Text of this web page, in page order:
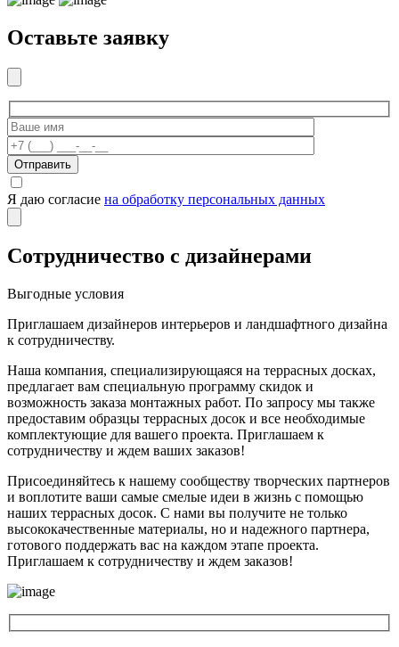
Оставьте заявку
Отправить
Я даю согласие на обработку персональных данных
Сотрудничество с дизайнерами
Выгодные условия
Приглашаем дизайнеров интерьеров и ландшафтного дизайна
к сотрудничеству.
Наша компания, специализирующаяся на террасных досках,
предлагает вам специальную программу скидок и
возможность заказа монтажных работ. По запросу мы также
предоставим образцы террасных досок и все необходимые
комплектующие для вашего проекта. Приглашаем к
сотрудничеству и ждем ваших заказов!
Присоединяйтесь к нашему сообществу творческих партнеров
и воплотите ваши самые смелые идеи в жизнь с помощью
наших террасных досок. С нами вы получите не только
высококачественные материалы, но и надежного партнера,
готового поддержать вас на каждом этапе проекта.
Приглашаем к сотрудничеству и ждем заказов!